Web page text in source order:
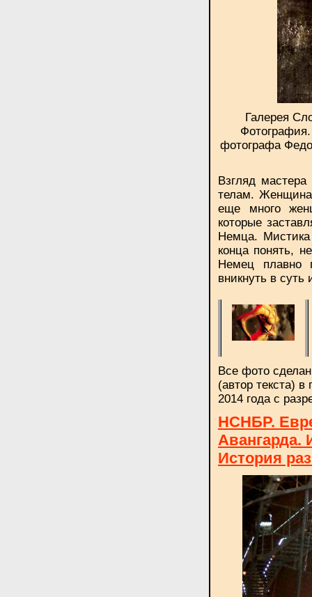
Галерея
фотографа
Взгляд
телам.
еще много
которые
Немца. Мистика
конца понять,
Немец плавно
вникнуть в суть
Все фото
(автор текста)
2014 года с
НСНБР.
Авангарда.
История